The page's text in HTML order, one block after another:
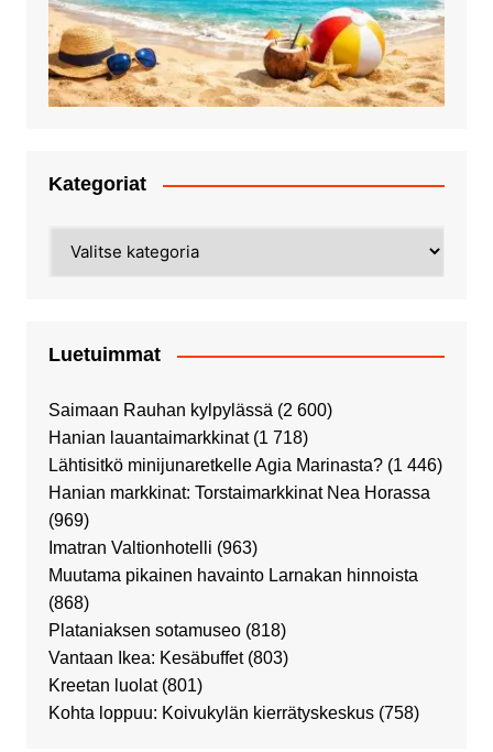
Kategoriat
Luetuimmat
Saimaan Rauhan kylpylässä (2 600)
Hanian lauantaimarkkinat (1 718)
Lähtisitkö minijunaretkelle Agia Marinasta? (1 446)
Hanian markkinat: Torstaimarkkinat Nea Horassa
(969)
Imatran Valtionhotelli (963)
Muutama pikainen havainto Larnakan hinnoista
(868)
Plataniaksen sotamuseo (818)
Vantaan Ikea: Kesäbuffet (803)
Kreetan luolat (801)
Kohta loppuu: Koivukylän kierrätyskeskus (758)